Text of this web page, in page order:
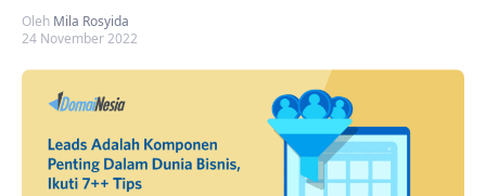
Oleh Mila Rosyida
24 November 2022